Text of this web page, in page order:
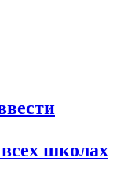
школах